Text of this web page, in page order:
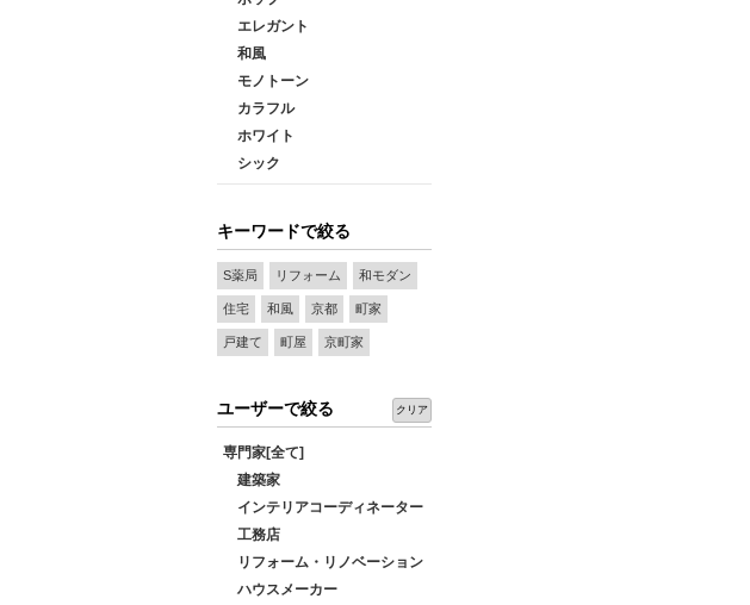
エレガント
和風
モノトーン
カラフル
ホワイト
シック
キーワードで絞る
S薬局 リフォーム 和モダン
住宅 和風 京都 町家
戸建て 町屋 京町家
ユーザーで絞る クリア
専門家[全て]
建築家
インテリアコーディネーター
工務店
リフォーム・リノベーション
ハウスメーカー